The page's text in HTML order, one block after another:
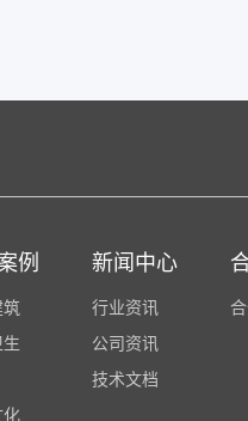
例
筑
生
化
新闻中心
行业资讯
公司资讯
技术文档